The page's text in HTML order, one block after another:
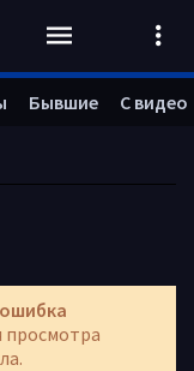
просмотра
Бывшие С видео